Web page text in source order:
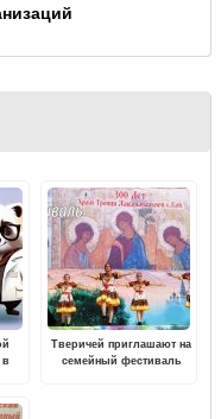
в
Тверичей приглашают на
семейный фестиваль